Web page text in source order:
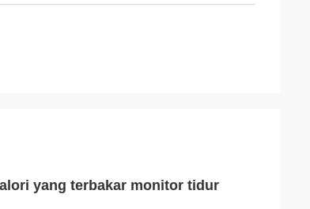
yang terbakar monitor tidur